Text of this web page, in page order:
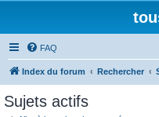
FAQ
Index du forum Rechercher
Sujets actifs